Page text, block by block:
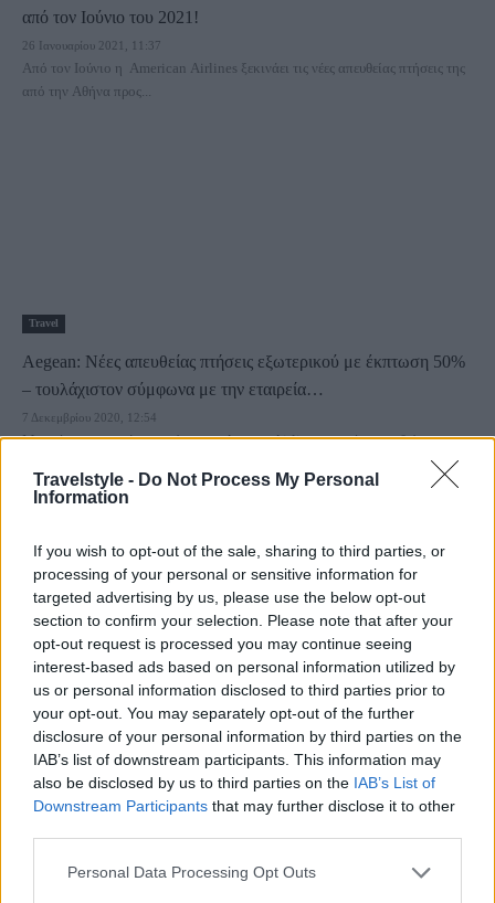
Travelstyle - Do Not Process My Personal
Information
If you wish to opt-out of the sale, sharing to third parties, or
processing of your personal or sensitive information for
targeted advertising by us, please use the below opt-out
section to confirm your selection. Please note that after your
opt-out request is processed you may continue seeing
interest-based ads based on personal information utilized by
us or personal information disclosed to third parties prior to
your opt-out. You may separately opt-out of the further
disclosure of your personal information by third parties on the
IAB’s list of downstream participants. This information may
also be disclosed by us to third parties on the IAB’s List of
Downstream Participants that may further disclose it to other
Please note that this website/app uses one or more Google
Personal Data Processing Opt Outs
από τον Ιούνιο του 2021!
26 Ιανουαρίου 2021, 11:37
Από τον Ιούνιο η American Airlines ξεκινάει τις νέες απευθείας πτήσεις της
από την Αθήνα προς...
Travel
Aegean: Νέες απευθείας πτήσεις εξωτερικού με έκπτωση 50%
– τουλάχιστον σύμφωνα με την εταιρεία…
7 Δεκεμβρίου 2020, 12:54
Μια νέα προσφορά ανακοίνωσε η Aegean Airlines για νέες απευθείας
Travel
Sky Express: Black Friday με τιμές από €9,90 για πτήσεις
εσωτερικού μέχρι τον Οκτώβριο του 2021!
27 Νοεμβρίου 2020, 13:45
Εκπληκτική προσφορά: Τώρα είναι η ώρα να κλείσετε θέση για να
ταξιδέψετε με την...